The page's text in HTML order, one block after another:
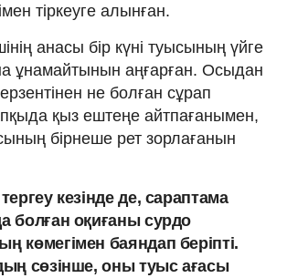
тіркеуге алынған.
анасы бір күні туысының үйге
ұнамайтынын аңғарған. Осыдан
не болған сұрап
қыз ештеңе айтпағанымен,
бірнеше рет зорлағанын
кезінде де, сараптама
болған оқиғаны сурдо
көмегімен баяндап беріпті.
сөзінше, оны туыс ағасы